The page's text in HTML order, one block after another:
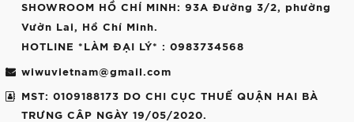
SHOWROOM HỒ CHÍ MINH: 93A Đường 3/2, phường
Vườn Lai, Hồ Chí Minh.
HOTLINE *LÀM ĐẠI LÝ* : 0983734568
wiwuvietnam@gmail.com
MST: 0109188173 DO CHI CỤC THUẾ QUẬN HAI BÀ
TRƯNG CÂP NGÀY 19/05/2020.